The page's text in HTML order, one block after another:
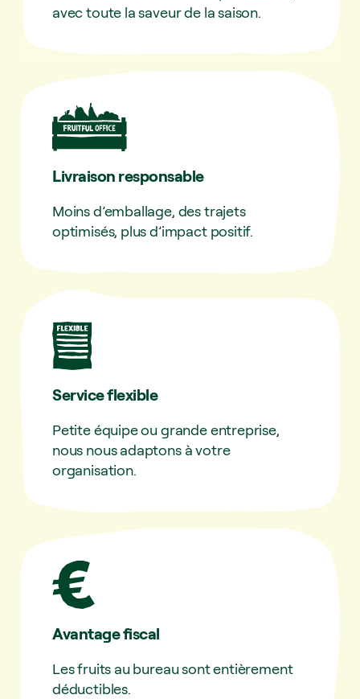
avec toute la saveur de la saison.
Livraison responsable
Moins d’emballage, des trajets
optimisés, plus d’impact positif.
Service flexible
Petite équipe ou grande entreprise,
nous nous adaptons à votre
organisation.
Avantage fiscal
Les fruits au bureau sont entièrement
déductibles.